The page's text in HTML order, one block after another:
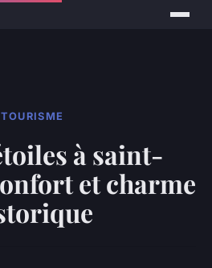
TOURISME
à saint-
et charme